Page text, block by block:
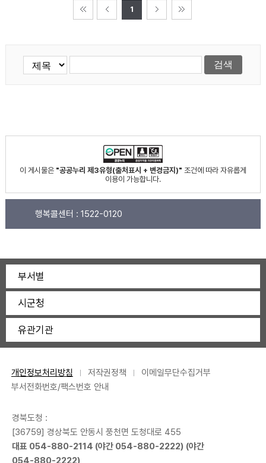
1
이 게시물은 "공공누리 제3유형(출처표시 + 변경금지)" 조건에 따라 자유롭게
이용이 가능합니다.
행복콜센터 : 1522-0120
부서별
시군청
유관기관
개인정보처리방침 저작권정책
이메일무단수집거부
부서전화번호/팩스번호 안내
경북도청 :
[36759] 경상북도 안동시 풍천면 도청대로 455
대표 054-880-2114 (야간 054-880-2222) (야간
054-880-2222)